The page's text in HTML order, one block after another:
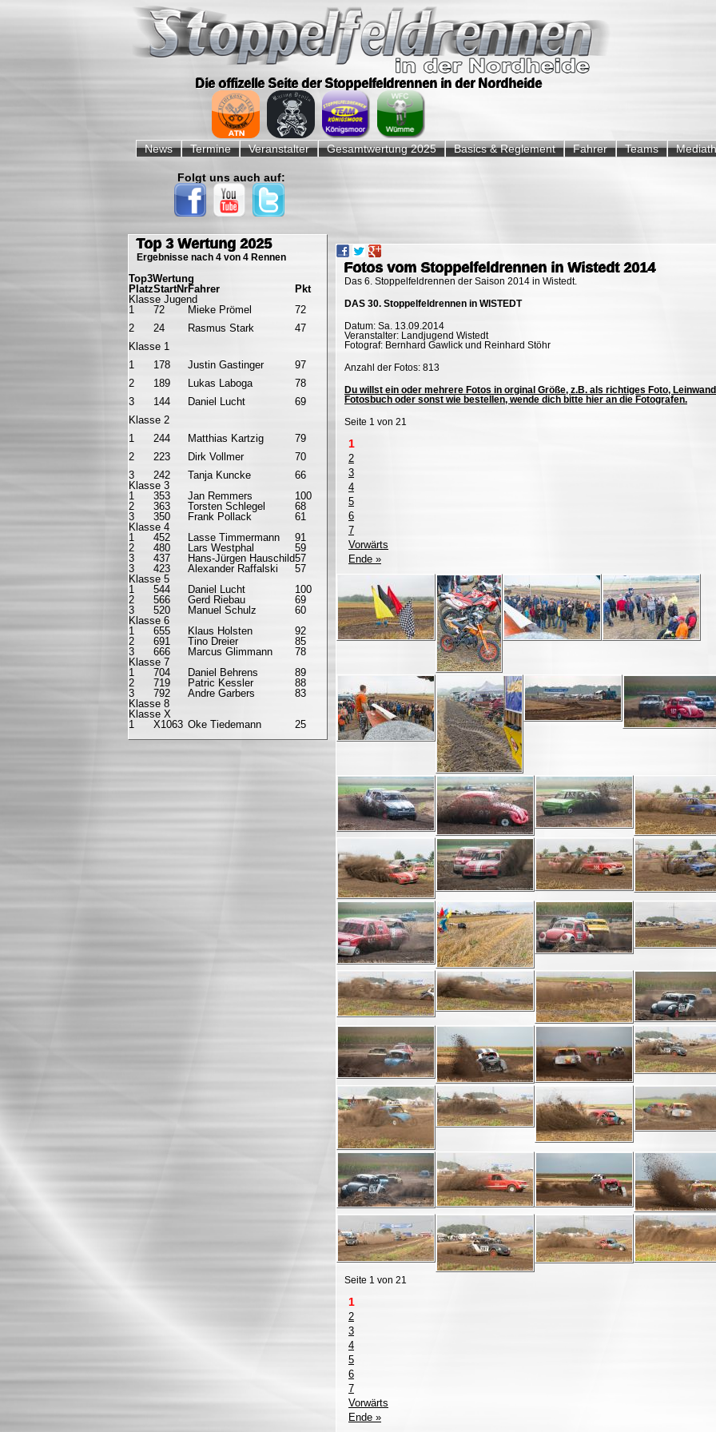
Die offizelle Seite der Stoppelfeldrennen in der Nordheide
überspringen
News Termine Veranstalter Gesamtwertung 2025 Basics & Reglement Fahrer Teams
Fotos vom Stoppelfeldrennen in Wistedt 2014
Das 6. Stoppelfeldrennen der Saison 2014 in Wistedt.
DAS 30. Stoppelfeldrennen in WISTEDT
Datum: Sa. 13.09.2014
Veranstalter: Landjugend Wistedt
Fotograf: Bernhard Gawlick und Reinhard Stöhr
Anzahl der Fotos: 813
Du willst ein oder mehrere Fotos in orginal Größe, z.B. als richtiges Foto,
Fotosbuch oder sonst wie bestellen, wende dich bitte hier an die Fotografen.
Seite 1 von 21
1
2
3
4
5
6
7
Vorwärts
Ende »
Seite 1 von 21
1
2
3
4
5
6
7
Vorwärts
Ende »
Folgt uns auch auf:
Top 3 Wertung 2025
Ergebnisse nach 4 von 4 Rennen
Top3Wertung
PlatzStartNrFahrer
Pkt
Klasse Jugend
1
72 Mieke Prömel
72
2
24 Rasmus Stark
47
Klasse 1
1
178 Justin Gastinger
97
2
189 Lukas Laboga
78
3
144 Daniel Lucht
69
Klasse 2
1
244 Matthias Kartzig
79
2
223 Dirk Vollmer
70
3
242 Tanja Kuncke
66
Klasse 3
1
353 Jan Remmers
100
2
363 Torsten Schlegel
68
3
350 Frank Pollack
61
Klasse 4
1
452 Lasse Timmermann
91
2
480 Lars Westphal
59
3
437 Hans-Jürgen Hauschild57
3
423 Alexander Raffalski
57
Klasse 5
1
544 Daniel Lucht
100
2
566 Gerd Riebau
69
3
520 Manuel Schulz
60
Klasse 6
1
655 Klaus Holsten
92
2
691 Tino Dreier
85
3
666 Marcus Glimmann
78
Klasse 7
1
704 Daniel Behrens
89
2
719 Patric Kessler
88
3
792 Andre Garbers
83
Klasse 8
Klasse X
1
X1063 Oke Tiedemann 25